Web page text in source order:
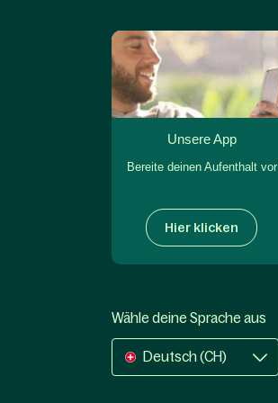
Unsere App
Bereite deinen Aufenthalt vor
Hier klicken
Wähle deine Sprache aus
Deutsch (CH)